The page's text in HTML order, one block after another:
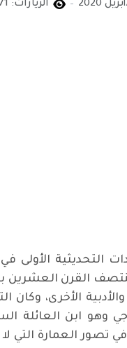
الزيارات: 3171
التحديثية
القرن العشرين
الأخرى،
وهو ابن العائلة
تصور العمارة